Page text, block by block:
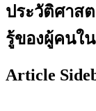
ประวัติศาส
รู้ของผู้คนใ
Article